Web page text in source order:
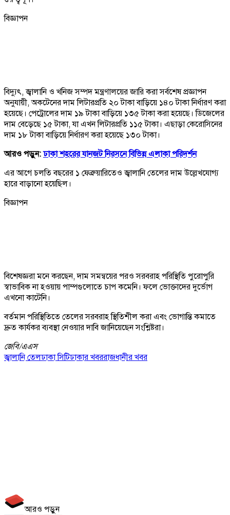
বিজ্ঞাপন
বিদ্যুৎ, জ্বালানি ও খনিজ সম্পদ মন্ত্রণালয়ের জারি করা সর্বশেষ প্রজ্ঞাপন
অনুযায়ী, অকটেনের দাম লিটারপ্রতি ২০ টাকা বাড়িয়ে ১৪০ টাকা নির্ধারণ করা
হয়েছে। পেট্রোলের দাম ১৯ টাকা বাড়িয়ে ১৩৫ টাকা করা হয়েছে। ডিজেলের
দাম বেড়েছে ১৫ টাকা, যা এখন লিটারপ্রতি ১১৫ টাকা। এছাড়া কেরোসিনের
দাম ১৮ টাকা বাড়িয়ে নির্ধারণ করা হয়েছে ১৩০ টাকা।
আরও পড়ুন:ঢাকা শহরের যানজট নিরসনে বিভিন্ন এলাকা পরিদর্শন
এর আগে চলতি বছরের ১ ফেব্রুয়ারিতেও জ্বালানি তেলের দাম উল্লেখযোগ্য
হারে বাড়ানো হয়েছিল।
বিজ্ঞাপন
বিশেষজ্ঞরা মনে করছেন, দাম সমন্বয়ের পরও সরবরাহ পরিস্থিতি পুরোপুরি
স্বাভাবিক না হওয়ায় পাম্পগুলোতে চাপ কমেনি। ফলে ভোক্তাদের দুর্ভোগ
এখনো কাটেনি।
বর্তমান পরিস্থিতিতে তেলের সরবরাহ স্থিতিশীল করা এবং ভোগান্তি কমাতে
দ্রুত কার্যকর ব্যবস্থা নেওয়ার দাবি জানিয়েছেন সংশ্লিষ্টরা।
জেবি/এএস
জ্বালানি তেলঢাকা সিটিঢাকার খবররাজধানীর খবর
আরও পড়ুন